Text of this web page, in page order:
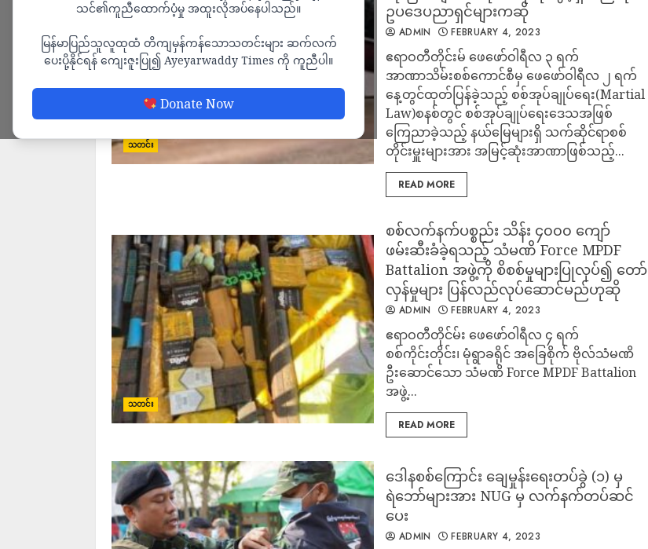
သင်၏ကူညီထောက်ပံ့မှု အထူးလိုအပ်နေပါသည်။
မြန်မာပြည်သူလူထုထံ တိကျမှန်ကန်သောသတင်းများ ဆက်လက်
ပေးပို့နိုင်ရန် ကျေးဇူးပြု၍ Ayeyarwaddy Times ကို ကူညီပါ။
Donate Now
သတင်း
ဥပဒေပညာရှင်များကဆို
ADMIN FEBRUARY 4, 2023
ဧရာဝတီတိုင်းမ် ဖေဖော်ဝါရီလ ၃ ရက်
အာဏာသိမ်းစစ်ကောင်စီမှ ဖေဖော်ဝါရီလ ၂ ရက်
နေ့တွင်ထုတ်ပြန်ခဲ့သည့် စစ်အုပ်ချုပ်ရေး(Martial
Law)စနစ်တွင် စစ်အုပ်ချုပ်ရေးဒေသအဖြစ်
ကြေညာခဲ့သည့် နယ်မြေများရှိ သက်ဆိုင်ရာစစ်
တိုင်းမှူးများအား အမြင့်ဆုံးအာဏာဖြစ်သည့်...
READ MORE
သတင်း
စစ်လက်နက်ပစ္စည်း သိန်း ၄၀၀၀ ကျော်
ဖမ်းဆီးခံခဲ့ရသည့် သံမဏိ Force MPDF
Battalion အဖွဲ့ကို စိစစ်မှုများပြုလုပ်၍ တော်
လှန်မှုများ ပြန်လည်လုပ်ဆောင်မည်ဟုဆို
ADMIN FEBRUARY 4, 2023
ဧရာဝတီတိုင်မ်း ဖေဖော်ဝါရီလ ၄ ရက်
စစ်ကိုင်းတိုင်း၊ မုံရွာခရိုင် အခြေစိုက် ဗိုလ်သံမဏိ
ဦးဆောင်သော သံမဏိ Force MPDF Battalion
အဖွဲ့...
READ MORE
ဒေါနစစ်ကြောင်း ချေမှုန်းရေးတပ်ခွဲ (၁) မှ
ရဲဘော်များအား NUG မှ လက်နက်တပ်ဆင်
ပေး
ADMIN FEBRUARY 4, 2023